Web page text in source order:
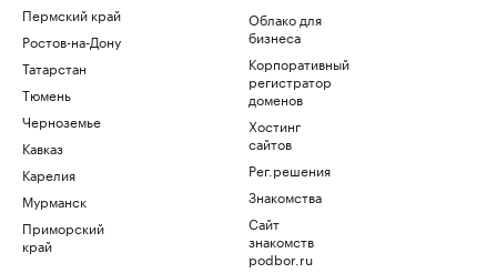
Пермский край
Ростов-на-Дону
Татарстан
Тюмень
Черноземье
Кавказ
Карелия
Мурманск
Приморский
край
Облако для
бизнеса
Корпоративный
регистратор
доменов
Хостинг
сайтов
Рег.решения
Знакомства
Сайт
знакомств
podbor.ru